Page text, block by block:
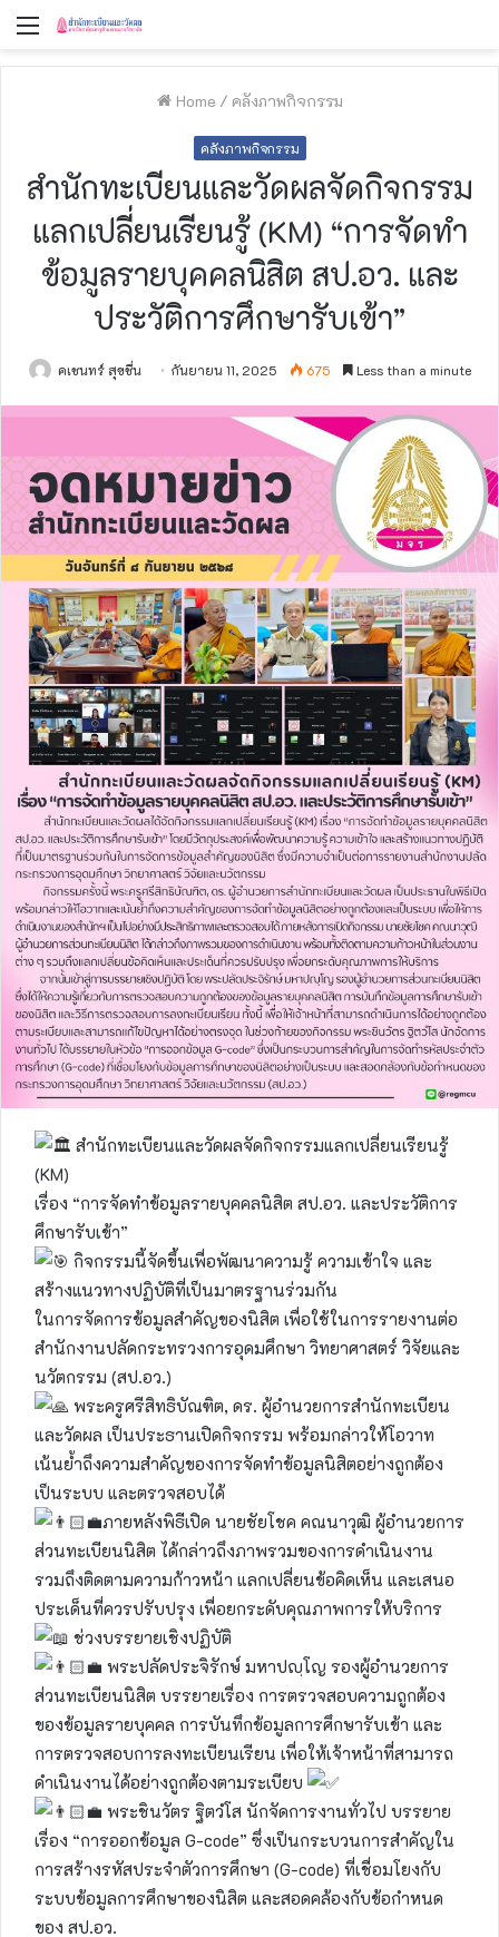
Menu
Home / คลังภาพกิจกรรม
คลังภาพกิจกรรม
สำนักทะเบียนและวัดผลจัดกิจกรรม
แลกเปลี่ยนเรียนรู้ (KM) “การจัดทำ
ข้อมูลรายบุคคลนิสิต สป.อว. และ
ประวัติการศึกษารับเข้า”
คเชนทร์ สุขชื่น กันยายน 11, 2025 675 Less than a minute
สำนักทะเบียนและวัดผลจัดกิจกรรมแลกเปลี่ยนเรียนรู้
(KM)
เรื่อง “การจัดทำข้อมูลรายบุคคลนิสิต สป.อว. และประวัติการ
ศึกษารับเข้า”
กิจกรรมนี้จัดขึ้นเพื่อพัฒนาความรู้ ความเข้าใจ และ
สร้างแนวทางปฏิบัติที่เป็นมาตรฐานร่วมกัน
ในการจัดการข้อมูลสำคัญของนิสิต เพื่อใช้ในการรายงานต่อ
สำนักงานปลัดกระทรวงการอุดมศึกษา วิทยาศาสตร์ วิจัยและ
นวัตกรรม (สป.อว.)
พระครูศรีสิทธิบัณฑิต, ดร. ผู้อำนวยการสำนักทะเบียน
และวัดผล เป็นประธานเปิดกิจกรรม พร้อมกล่าวให้โอวาท
เน้นย้ำถึงความสำคัญของการจัดทำข้อมูลนิสิตอย่างถูกต้อง
เป็นระบบ และตรวจสอบได้
ภายหลังพิธีเปิด นายชัยโชค คณนาวุฒิ ผู้อำนวยการ
ส่วนทะเบียนนิสิต ได้กล่าวถึงภาพรวมของการดำเนินงาน
รวมถึงติดตามความก้าวหน้า แลกเปลี่ยนข้อคิดเห็น และเสนอ
ประเด็นที่ควรปรับปรุง เพื่อยกระดับคุณภาพการให้บริการ
ช่วงบรรยายเชิงปฏิบัติ
พระปลัดประจิรักษ์ มหาปญฺโญ รองผู้อำนวยการ
ส่วนทะเบียนนิสิต บรรยายเรื่อง การตรวจสอบความถูกต้อง
ของข้อมูลรายบุคคล การบันทึกข้อมูลการศึกษารับเข้า และ
การตรวจสอบการลงทะเบียนเรียน เพื่อให้เจ้าหน้าที่สามารถ
ดำเนินงานได้อย่างถูกต้องตามระเบียบ
พระชินวัตร ฐิตวํโส นักจัดการงานทั่วไป บรรยาย
เรื่อง “การออกข้อมูล G-code” ซึ่งเป็นกระบวนการสำคัญใน
การสร้างรหัสประจำตัวการศึกษา (G-code) ที่เชื่อมโยงกับ
ระบบข้อมูลการศึกษาของนิสิต และสอดคล้องกับข้อกำหนด
ของ สป.อว.